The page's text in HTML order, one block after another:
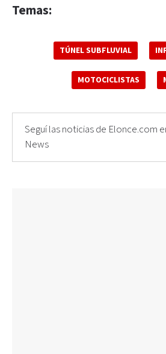
Temas:
TÚNEL SUBFLUVIAL
MOTOCICLISTAS
Seguí las noticias de Elonce.com
News